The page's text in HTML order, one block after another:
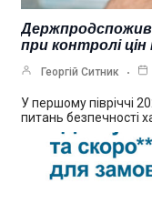
при контролі цін
Георгій Ситник
У першому півріччі
питань безпечності